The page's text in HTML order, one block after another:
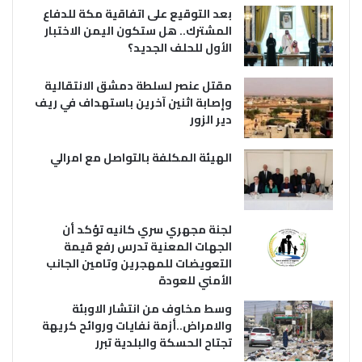
بعد التوقيع على اتفاقية مكة للدفاع
المشترك.. هل ستكون اليمن الاختبار
الأول للحلف الجديد؟
مقتل عنصر لسلطة دمشق الانتقالية
وإصابة اثنين آخرين باستهداف في ريف
دير الزور
الهيئة المكلفة بالتواصل مع امرالي
لجنة مجهري سري كانيه تؤكد أن
الجهات المعنية تدرس رفع قيمة
التعويضات للمهجرين وتامين الجانب
الأمني للعودة
وسط مخاوف من انتشار الاوبئة
والامراض..أزمة نفايات وروائح كريهة
تجتاح الحسكة والبلدية تبرر